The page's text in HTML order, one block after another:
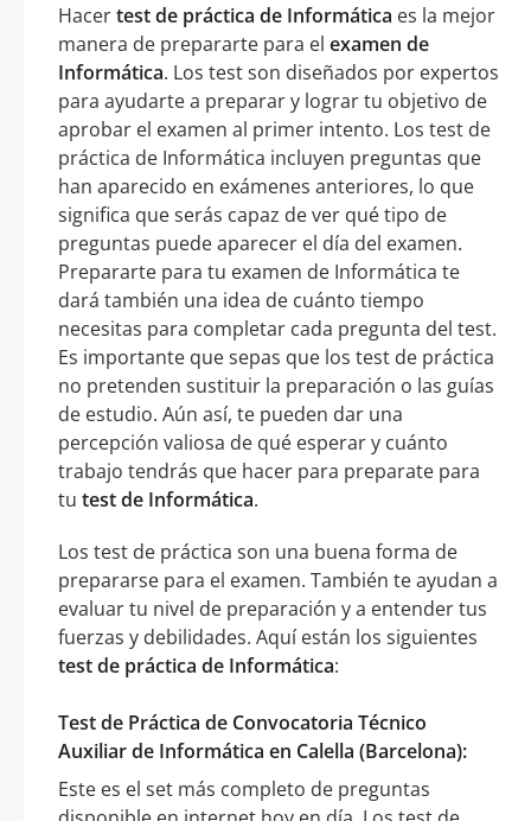
Hacertest de práctica de Informática es la mejor
manera de prepararte para el examen de
Informática. Los test son diseñados por expertos
para ayudarte a preparar y lograr tu objetivo de
aprobar el examen al primer intento. Los test de
práctica de Informática incluyen preguntas que
han aparecido en exámenes anteriores, lo que
significa que serás capaz de ver qué tipo de
preguntas puede aparecer el día del examen.
Prepararte para tu examen de Informática te
dará también una idea de cuánto tiempo
necesitas para completar cada pregunta del test.
Es importante que sepas que los test de práctica
no pretenden sustituir la preparación o las guías
de estudio. Aún así, te pueden dar una
percepción valiosa de qué esperar y cuánto
trabajo tendrás que hacer para preparate para
tu test de Informática.
Los test de práctica son una buena forma de
prepararse para el examen. También te ayudan a
evaluar tu nivel de preparación y a entender tus
fuerzas y debilidades. Aquí están los siguientes
test de práctica de Informática:
Test de Práctica de Convocatoria Técnico
Auxiliar de Informática en Calella (Barcelona):
Este es el set más completo de preguntas